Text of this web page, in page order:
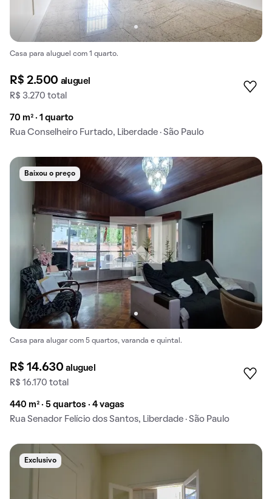
Casa para aluguel com 1 quarto.
R$ 2.500 aluguel
R$ 3.270 total
70 m² · 1 quarto
Rua Conselheiro Furtado, Liberdade · São Paulo
Baixou o preço
Casa para alugar com 5 quartos, varanda e quintal.
R$ 14.630aluguel
R$ 16.170 total
440 m² · 5 quartos · 4 vagas
Rua Senador Felício dos Santos, Liberdade · São Paulo
Exclusivo